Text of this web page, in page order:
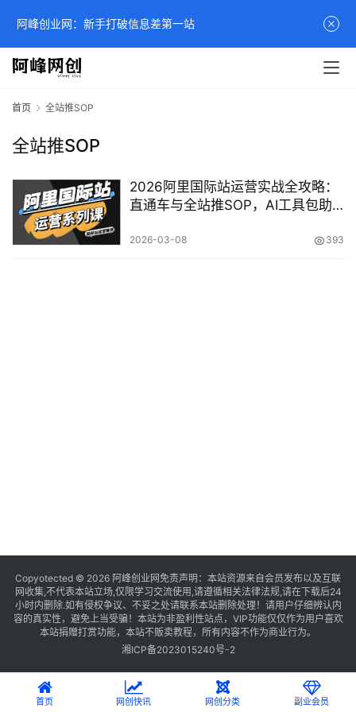
首页 全站推SOP
全站推SOP
2026阿里国际站运营实战全攻略：
直通车与全站推SOP，AI工具包助
2026-03-08 393
Copyotected © 2026 阿峰创业网 免责声明：本站资源来自会员发布以及互联
网收集,不代表本站立场,仅限学习交流使用,请遵循相关法律法规,请在下载后24
小时内删除.如有侵权争议、不妥之处请联系本站删除处理！请用户仔细辨认内
容的真实性，避免上当受骗！本站为非盈利性站点，VIP功能仅仅作为用户喜欢
本站捐赠打赏功能，本站不贩卖教程，所有内容不作为商业行为。
湘ICP备2023015240号-2
首页 网创快讯 网创分类 副业会员
阿峰创业网：新手打破信息差第一站